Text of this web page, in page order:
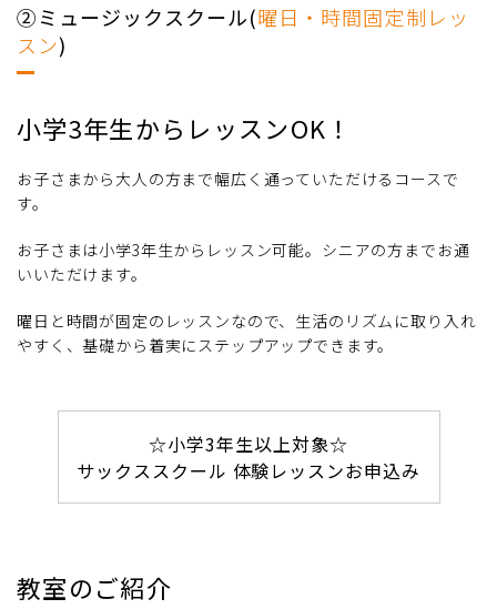
②ミュージックスクール(曜日・時間固定制レッ
スン)
小学3年生からレッスンOK！
お子さまから大人の方まで幅広く通っていただけるコースで
す。
お子さまは小学3年生からレッスン可能。シニアの方までお通
いいただけます。
曜日と時間が固定のレッスンなので、生活のリズムに取り入れ
やすく、基礎から着実にステップアップできます。
☆小学3年生以上対象☆
サックススクール 体験レッスンお申込み
教室のご紹介